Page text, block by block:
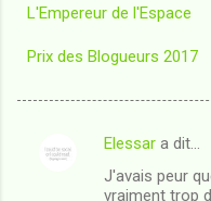
L'Empereur de l'Espace
Prix des Blogueurs 2017
C
Elessar a dit…
J'avais peur
vraiment trop